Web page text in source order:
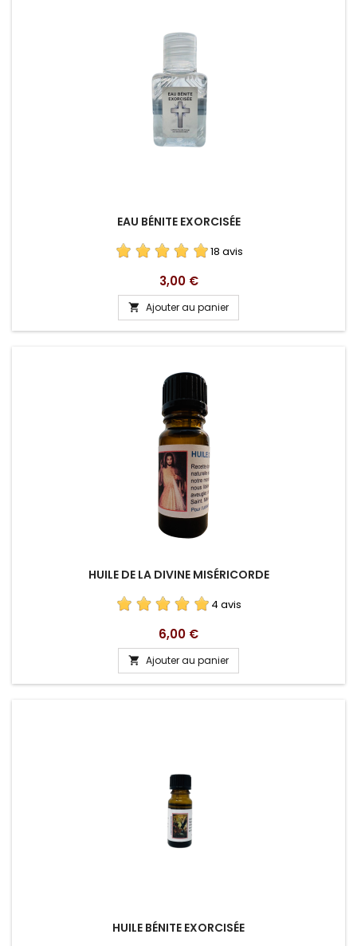
EAU BÉNITE EXORCISÉE
18 avis
Prix
3,00 €
 Ajouter au panier
HUILE DE LA DIVINE MISÉRICORDE
4 avis
Prix
6,00 €
 Ajouter au panier
HUILE BÉNITE EXORCISÉE